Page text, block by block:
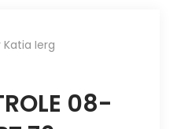
Katia Ierg
08-